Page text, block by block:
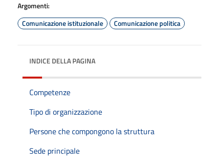
Argomenti:
Comunicazione istituzionale
Comunicazione politica
INDICE DELLA PAGINA
Competenze
Tipo di organizzazione
Persone che compongono la struttura
Sede principale